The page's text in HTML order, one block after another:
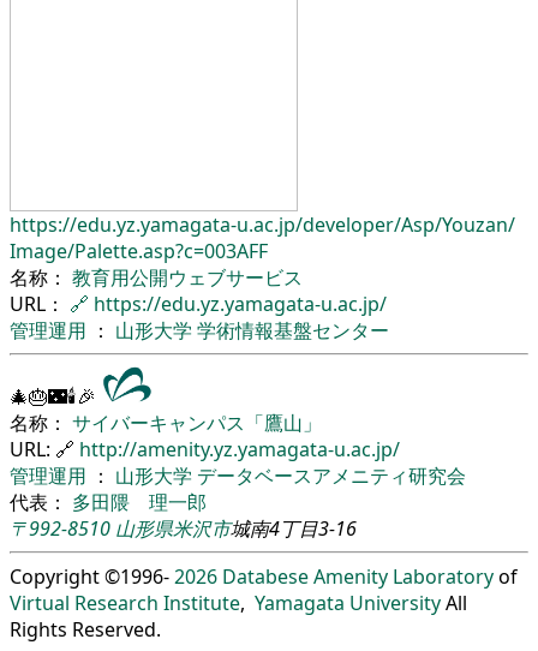
https://edu.yz.yamagata-u.ac.jp/developer/Asp/Youzan/
Image/Palette.asp?c=003AFF
名称： 教育用公開ウェブサービス
URL： 🔗 https://edu.yz.yamagata-u.ac.jp/
管理運用 ： 山形大学 学術情報基盤センター
🎄🎂🌃🕯🎉
名称： サイバーキャンパス「鷹山」
URL: 🔗 http://amenity.yz.yamagata-u.ac.jp/
管理運用 ： 山形大学 データベースアメニティ研究会
代表： 多田隈 理一郎
〒992-8510 山形県米沢市城南4丁目3-16
Copyright ©1996-2026 Databese Amenity Laboratoryof
Virtual Research Institute, Yamagata UniversityAll
Rights Reserved.